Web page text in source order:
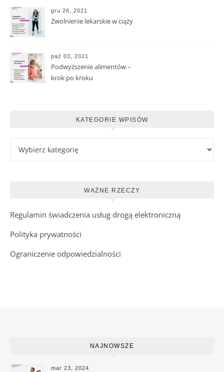
gru 26, 2021
Zwolnienie lekarskie w ciąży
paź 03, 2021
Podwyższenie alimentów –
krok po kroku
KATEGORIE WPISÓW
WAŻNE RZECZY
Regulamin świadczenia usług drogą elektroniczną
Polityka prywatności
Ograniczenie odpowiedzialności
NAJNOWSZE
mar 23, 2024